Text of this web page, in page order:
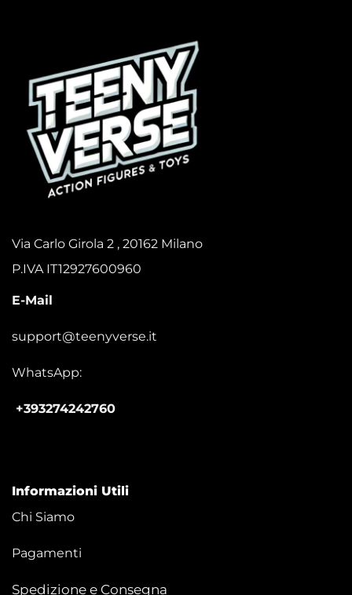
Via Carlo Girola 2 , 20162 Milano
P.IVA IT12927600960
E-Mail
support@teenyverse.it
WhatsApp:
+393274242760
Informazioni Utili
Chi Siamo
Pagamenti
Spedizione e Consegna